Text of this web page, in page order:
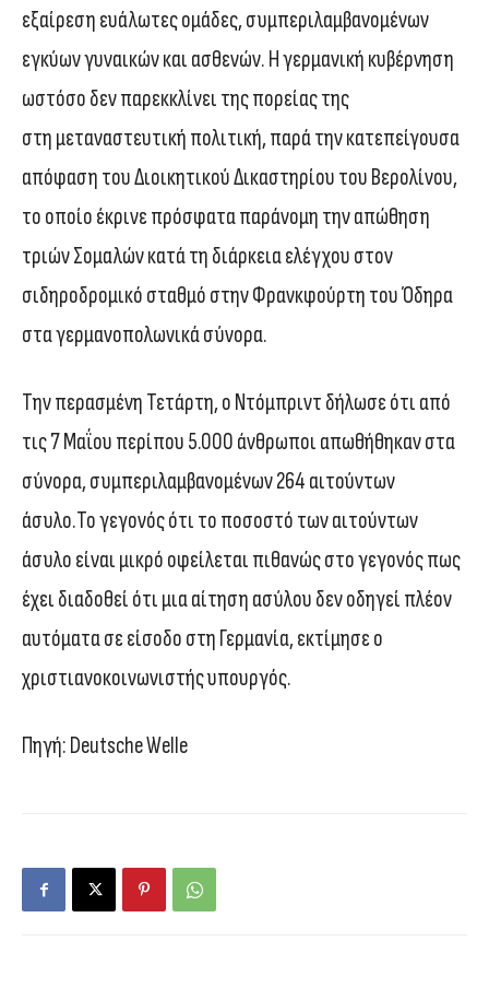
εξαίρεση ευάλωτες ομάδες, συμπεριλαμβανομένων
εγκύων γυναικών και ασθενών. Η γερμανική κυβέρνηση
ωστόσο δεν παρεκκλίνει της πορείας της
στη μεταναστευτική πολιτική, παρά την κατεπείγουσα
απόφαση του Διοικητικού Δικαστηρίου του Βερολίνου,
το οποίο έκρινε πρόσφατα παράνομη την απώθηση
τριών Σομαλών κατά τη διάρκεια ελέγχου στον
σιδηροδρομικό σταθμό στην Φρανκφούρτη του Όδηρα
στα γερμανοπολωνικά σύνορα.
Την περασμένη Τετάρτη, ο Ντόμπριντ δήλωσε ότι από
τις 7 Μαΐου περίπου 5.000 άνθρωποι απωθήθηκαν στα
σύνορα, συμπεριλαμβανομένων 264 αιτούντων
άσυλο.Το γεγονός ότι το ποσοστό των αιτούντων
άσυλο είναι μικρό οφείλεται πιθανώς στο γεγονός πως
έχει διαδοθεί ότι μια αίτηση ασύλου δεν οδηγεί πλέον
αυτόματα σε είσοδο στη Γερμανία, εκτίμησε ο
χριστιανοκοινωνιστής υπουργός.
Πηγή: Deutsche Welle